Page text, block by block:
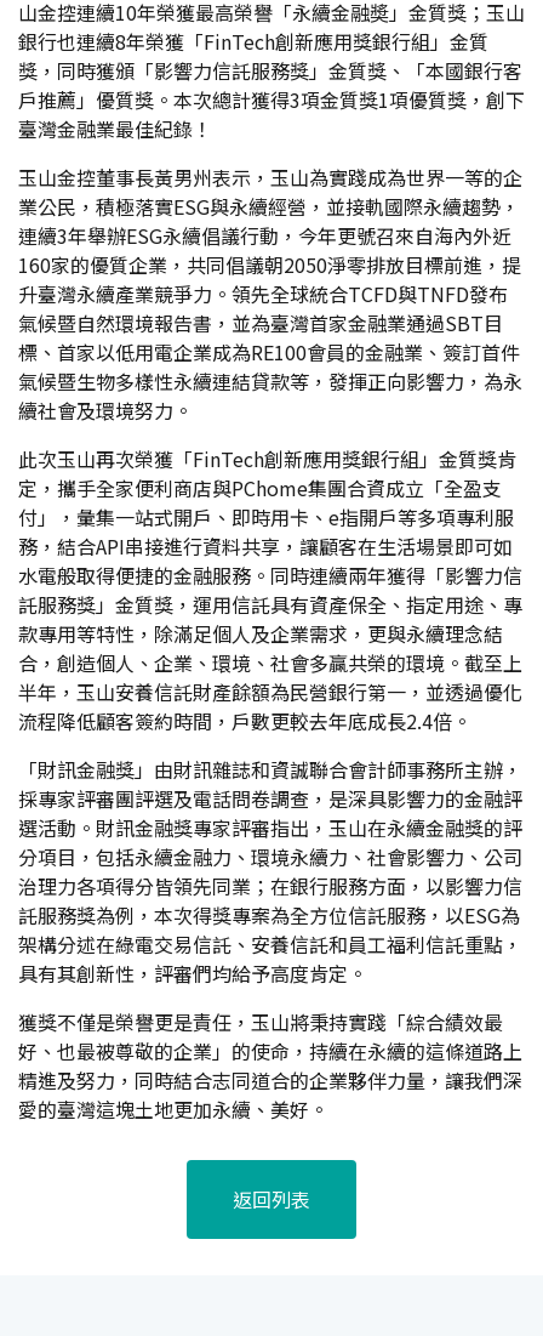
山金控連續10年榮獲最高榮譽「永續金融奬」金質獎；玉山
銀行也連續8年榮獲「FinTech創新應用獎銀行組」金質
獎，同時獲頒「影響力信託服務獎」金質獎、「本國銀行客
戶推薦」優質獎。本次總計獲得3項金質獎1項優質獎，創下
臺灣金融業最佳紀錄！
玉山金控董事長黃男州表示，玉山為實踐成為世界一等的企
業公民，積極落實ESG與永續經營，並接軌國際永續趨勢，
連續3年舉辦ESG永續倡議行動，今年更號召來自海內外近
160家的優質企業，共同倡議朝2050淨零排放目標前進，提
升臺灣永續產業競爭力。領先全球統合TCFD與TNFD發布
氣候暨自然環境報告書，並為臺灣首家金融業通過SBT目
標、首家以低用電企業成為RE100會員的金融業、簽訂首件
氣候暨生物多樣性永續連結貸款等，發揮正向影響力，為永
續社會及環境努力。
此次玉山再次榮獲「FinTech創新應用獎銀行組」金質獎肯
定，攜手全家便利商店與PChome集團合資成立「全盈支
付」，彙集一站式開戶、即時用卡、e指開戶等多項專利服
務，結合API串接進行資料共享，讓顧客在生活場景即可如
水電般取得便捷的金融服務。同時連續兩年獲得「影響力信
託服務獎」金質獎，運用信託具有資產保全、指定用途、專
款專用等特性，除滿足個人及企業需求，更與永續理念結
合，創造個人、企業、環境、社會多贏共榮的環境。截至上
半年，玉山安養信託財產餘額為民營銀行第一，並透過優化
流程降低顧客簽約時間，戶數更較去年底成長2.4倍。
「財訊金融獎」由財訊雜誌和資誠聯合會計師事務所主辦，
採專家評審團評選及電話問卷調查，是深具影響力的金融評
選活動。財訊金融獎專家評審指出，玉山在永續金融獎的評
分項目，包括永續金融力、環境永續力、社會影響力、公司
治理力各項得分皆領先同業；在銀行服務方面，以影響力信
託服務獎為例，本次得獎專案為全方位信託服務，以ESG為
架構分述在綠電交易信託、安養信託和員工福利信託重點，
具有其創新性，評審們均給予高度肯定。
獲獎不僅是榮譽更是責任，玉山將秉持實踐「綜合績效最
好、也最被尊敬的企業」的使命，持續在永續的這條道路上
精進及努力，同時結合志同道合的企業夥伴力量，讓我們深
愛的臺灣這塊土地更加永續、美好。
返回列表